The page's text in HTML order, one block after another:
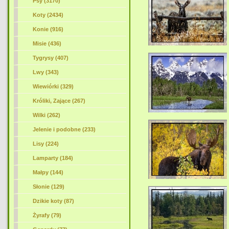
Koty (2434)
Konie (916)
Misie (436)
Tygrysy (407)
Lwy (343)
Wiewiórki (329)
Króliki, Zające (267)
Wilki (262)
Jelenie i podobne (233)
Lisy (224)
Lamparty (184)
Małpy (144)
Słonie (129)
Dzikie koty (87)
Żyrafy (79)